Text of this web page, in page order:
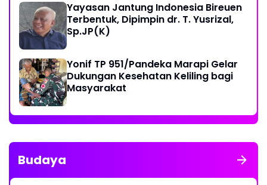
Yayasan Jantung Indonesia Bireuen
Terbentuk, Dipimpin dr. T. Yusrizal,
Sp.JP(K)
Yonif TP 951/Pandeka Marapi Gelar
Dukungan Kesehatan Keliling bagi
Masyarakat
Budaya